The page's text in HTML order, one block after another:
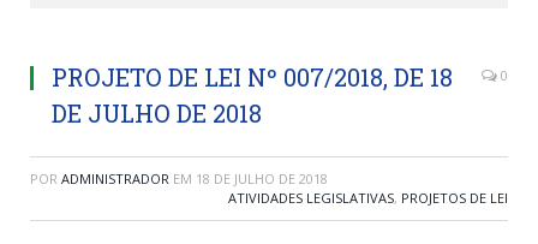
PROJETO DE LEI Nº 007/2018, DE 18
DE JULHO DE 2018
0
POR ADMINISTRADOR EM 18 DE JULHO DE 2018
ATIVIDADES LEGISLATIVAS, PROJETOS DE LEI